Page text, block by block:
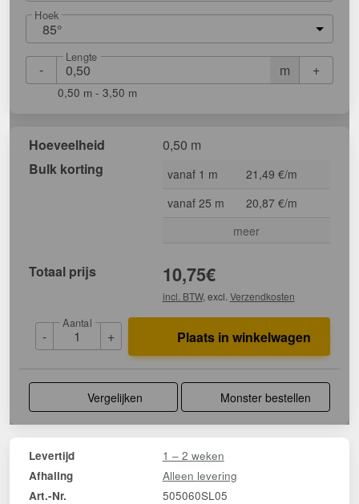
Hoek
85°
- m
Lengte
+
0,50 m - 3,50 m
Hoeveelheid
0,50 m
Bulk korting
vanaf 1 m
21,49 €/m
vanaf 25 m
20,87 €/m
meer
Totaal prijs 10,75€
incl. BTW, excl. Verzendkosten
-
Aantal
+ Plaats in winkelwagen
Vergelijken Monster bestellen
Levertijd 1 – 2 weken
Afhaling Alleen levering
Art.-Nr. 505060SL05